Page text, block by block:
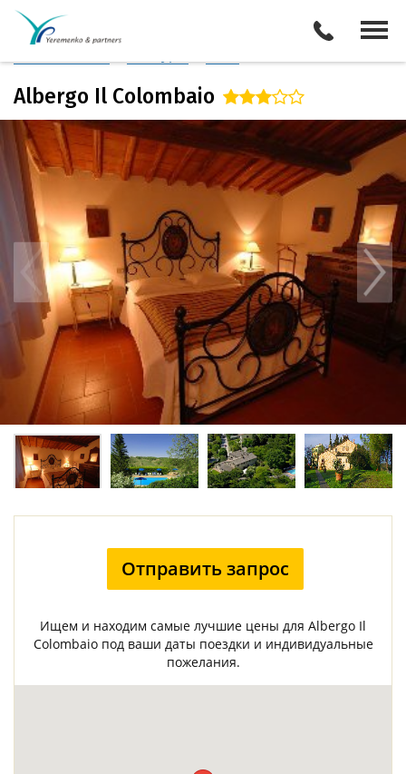
Италия
Albergo Il Colombaio
Отправить запрос
Ищем и находим самые лучшие цены для Albergo Il
Colombaio под ваши даты поездки и индивидуальные
пожелания.